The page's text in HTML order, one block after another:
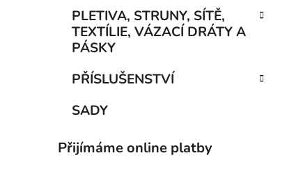
PLETIVA, STRUNY, SÍTĚ,
TEXTÍLIE, VÁZACÍ DRÁTY A
PÁSKY
PŘÍSLUŠENSTVÍ
SADY
Přijímáme online platby